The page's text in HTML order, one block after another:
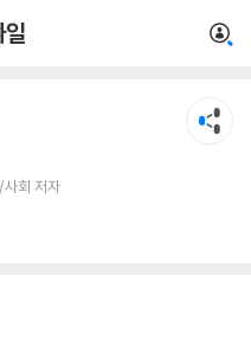
사회 저자